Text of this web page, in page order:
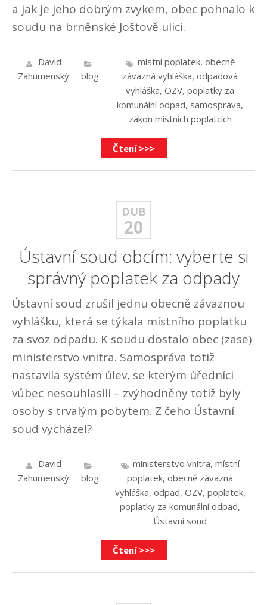
a jak je jeho dobrým zvykem, obec pohnalo k
soudu na brněnské Joštově ulici.
David
Zahumenský
blog
místní poplatek, obecně
závazná vyhláška, odpadová
vyhláška, OZV, poplatky za
komunální odpad, samospráva,
zákon místních poplatcích
Čtení >>>
DUB
20
Ústavní soud obcím: vyberte si
správný poplatek za odpady
Ústavní soud zrušil jednu obecně závaznou
vyhlášku, která se týkala místního poplatku
za svoz odpadu. K soudu dostalo obec (zase)
ministerstvo vnitra. Samospráva totiž
nastavila systém úlev, se kterým úředníci
vůbec nesouhlasili – zvýhodněny totiž byly
osoby s trvalým pobytem. Z čeho Ústavní
soud vycházel?
David
Zahumenský
blog
ministerstvo vnitra, místní
poplatek, obecně závazná
vyhláška, odpad, OZV, poplatek,
poplatky za komunální odpad,
Ústavní soud
Čtení >>>